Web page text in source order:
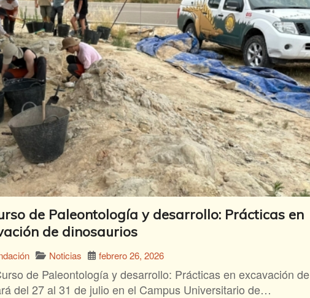
de Paleontología y desarrollo: Prácticas en
de dinosaurios
Noticias febrero 26, 2026
de Paleontología y desarrollo: Prácticas en excavación de
del 27 al 31 de julio en el Campus Universitario de…